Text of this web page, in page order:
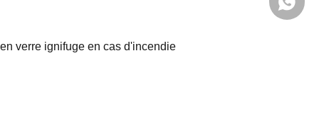
verre ignifuge en cas d'incendie